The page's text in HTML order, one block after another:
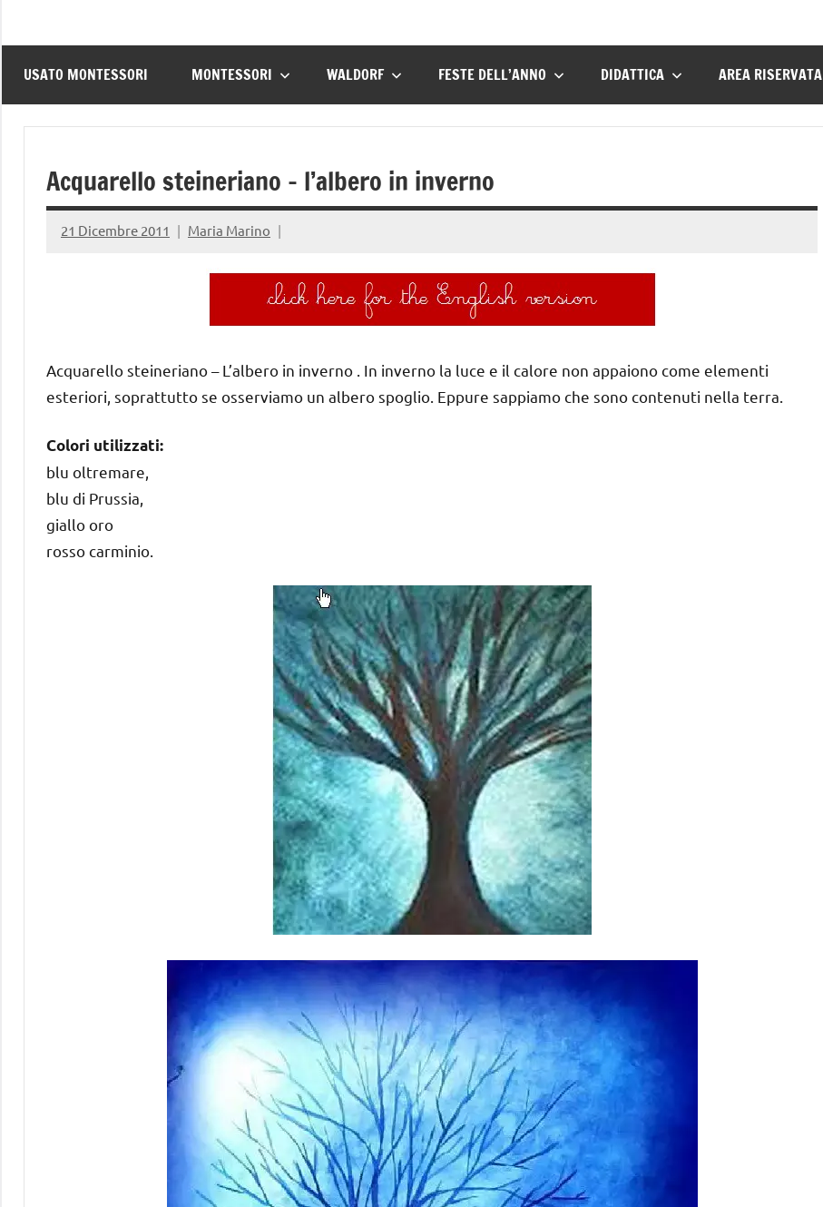
USATO MONTESSORI MONTESSORI WALDORF FESTE DELL’ANNO DIDATTICA AREA RISERVATA
Acquarello steineriano – l’albero in inverno
21 Dicembre 2011 Maria Marino
Acquarello steineriano – L’albero in inverno . In inverno la luce e il calore non appaiono come elementi
esteriori, soprattutto se osserviamo un albero spoglio. Eppure sappiamo che sono contenuti nella terra.
Colori utilizzati:
blu oltremare,
blu di Prussia,
giallo oro
rosso carminio.